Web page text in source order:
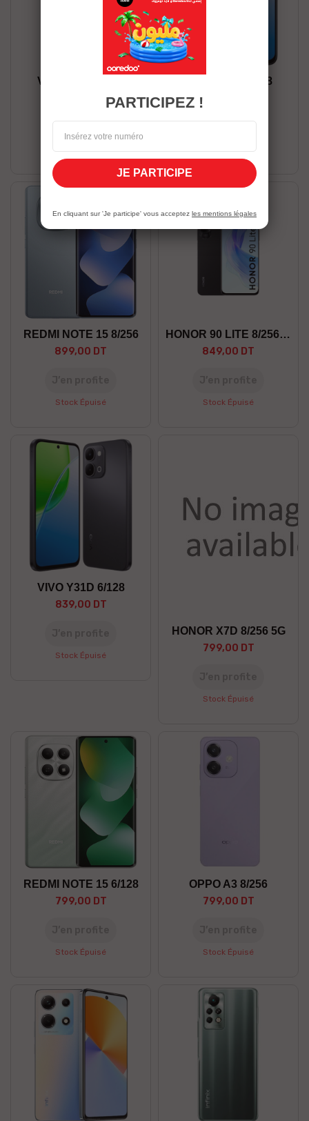
VIVO Y31D 8/256
1 069,00 DT
Stock Épuisé
VIVO Y31D 8/128
959,00 DT
Stock Épuisé
REDMI NOTE 15 8/256
899,00 DT
Stock Épuisé
HONOR 90 LITE 8/256 5G
849,00 DT
Stock Épuisé
VIVO Y31D 6/128
839,00 DT
Stock Épuisé
HONOR X7D 8/256 5G
799,00 DT
Stock Épuisé
REDMI NOTE 15 6/128
799,00 DT
Stock Épuisé
OPPO A3 8/256
799,00 DT
Stock Épuisé
PARTICIPEZ !
JE PARTICIPE
En cliquant sur 'Je participe' vous acceptez les mentions légales